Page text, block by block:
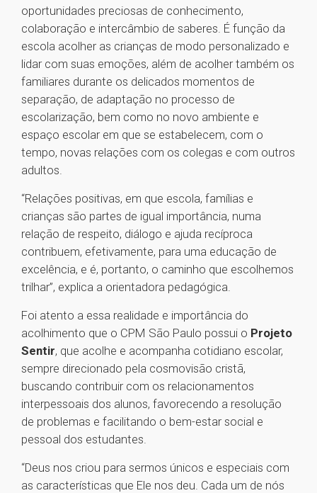
oportunidades preciosas de conhecimento,
colaboração e intercâmbio de saberes. É função da
escola acolher as crianças de modo personalizado e
lidar com suas emoções, além de acolher também os
familiares durante os delicados momentos de
separação, de adaptação no processo de
escolarização, bem como no novo ambiente e
espaço escolar em que se estabelecem, com o
tempo, novas relações com os colegas e com outros
adultos.
“Relações positivas, em que escola, famílias e
crianças são partes de igual importância, numa
relação de respeito, diálogo e ajuda recíproca
contribuem, efetivamente, para uma educação de
excelência, e é, portanto, o caminho que escolhemos
trilhar”, explica a orientadora pedagógica.
Foi atento a essa realidade e importância do
acolhimento que o CPM São Paulo possui o Projeto
Sentir, que acolhe e acompanha cotidiano escolar,
sempre direcionado pela cosmovisão cristã,
buscando contribuir com os relacionamentos
interpessoais dos alunos, favorecendo a resolução
de problemas e facilitando o bem-estar social e
pessoal dos estudantes.
“Deus nos criou para sermos únicos e especiais com
as características que Ele nos deu. Cada um de nós